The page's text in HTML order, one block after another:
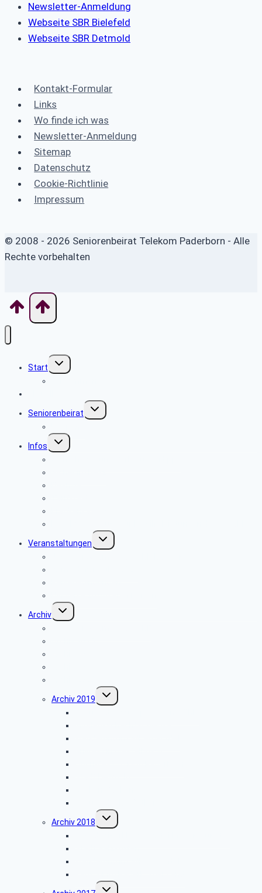
Newsletter-Anmeldung
Webseite SBR Bielefeld
Webseite SBR Detmold
Kontakt-Formular
Links
Wo finde ich was
Newsletter-Anmeldung
Sitemap
Datenschutz
Cookie-Richtlinie
Impressum
© 2008 - 2026 Seniorenbeirat Telekom Paderborn - Alle
Rechte vorbehalten
Start
Untermenü
umschalten
Seniorenbeirat
Untermenü
umschalten
Infos
Untermenü
umschalten
Veranstaltungen
Untermenü
umschalten
Archiv
Untermenü
umschalten
Archiv 2019
Untermenü
umschalten
Archiv 2018
Untermenü
umschalten
Untermenü